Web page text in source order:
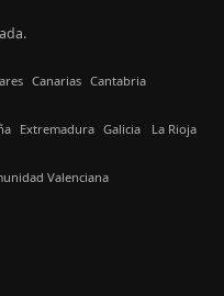
Canarias Cantabria
Extremadura Galicia La Rioja
Valenciana